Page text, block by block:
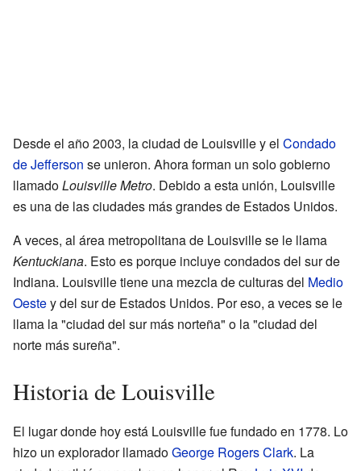
Desde el año 2003, la ciudad de Louisville y el Condado
de Jefferson se unieron. Ahora forman un solo gobierno
llamadoLouisville Metro. Debido a esta unión, Louisville
es una de las ciudades más grandes de Estados Unidos.
A veces, al área metropolitana de Louisville se le llama
Kentuckiana. Esto es porque incluye condados del sur de
Indiana. Louisville tiene una mezcla de culturas del Medio
Oestey del sur de Estados Unidos. Por eso, a veces se le
llama la "ciudad del sur más norteña" o la "ciudad del
norte más sureña".
Historia de Louisville
El lugar donde hoy está Louisville fue fundado en 1778. Lo
hizo un explorador llamadoGeorge Rogers Clark. La